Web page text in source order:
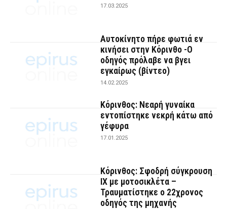
17.03.2025
Αυτοκίνητο πήρε φωτιά εν
κινήσει στην Κόρινθο -Ο
οδηγός πρόλαβε να βγει
εγκαίρως (βίντεο)
14.02.2025
Κόρινθος: Νεαρή γυναίκα
εντοπίστηκε νεκρή κάτω από
γέφυρα
17.01.2025
Κόρινθος: Σφοδρή σύγκρουση
ΙΧ με μοτοσικλέτα –
Τραυματίστηκε ο 22χρονος
οδηγός της μηχανής